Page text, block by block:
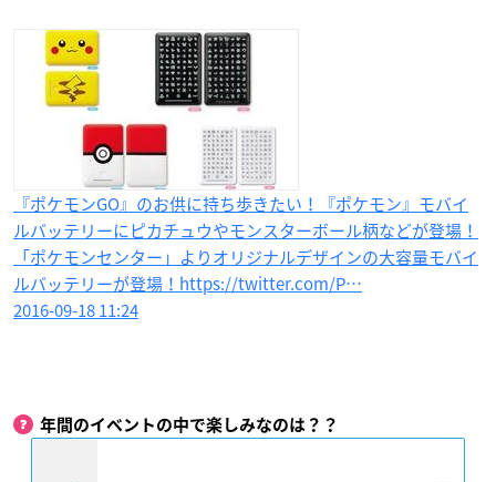
『ポケモンGO』のお供に持ち歩きたい！『ポケモン』モバイ
ルバッテリーにピカチュウやモンスターボール柄などが登場！
「ポケモンセンター」よりオリジナルデザインの大容量モバイ
ルバッテリーが登場！https://twitter.com/P…
2016-09-18 11:24
年間のイベントの中で楽しみなのは？？